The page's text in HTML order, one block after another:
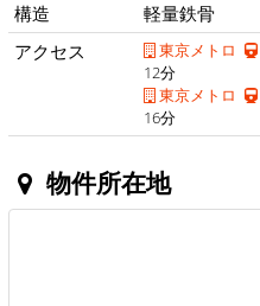
構造
軽量鉄骨
アクセス
東京メトロ
12分
東京メトロ
16分
物件所在地